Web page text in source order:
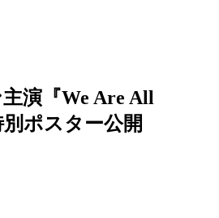
演『We Are All
ポスター公開